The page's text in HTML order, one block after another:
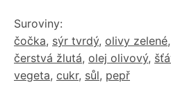
Suroviny:
čočka, sýr tvrdý, olivy zelené,
čerstvá žlutá, olej olivový,
vegeta, cukr, sůl, pepř